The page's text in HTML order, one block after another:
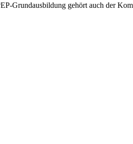
Grundausbildung gehört auch der